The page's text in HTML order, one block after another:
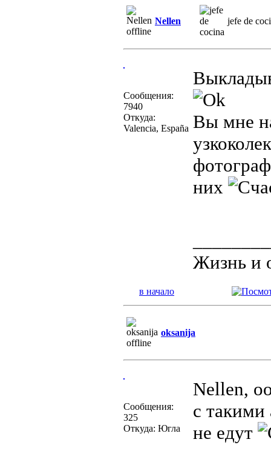
Nellen jefe de
Сообщения:
7940
Откуда:
Valencia, España Вы мне
них
Жизнь и
в начало
oksanija
Сообщения:
325
Откуда: Югла
Nellen,
с такими
не едут